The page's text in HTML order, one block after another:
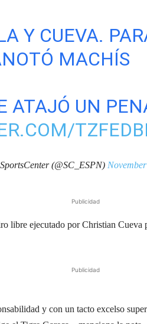
Y CUEVA.
MACHÍS
ATAJÓ UN
(@SC_ESPN)
Publicidad
libre ejecutado por Christian Cueva
Publicidad
y con un tacto excelso